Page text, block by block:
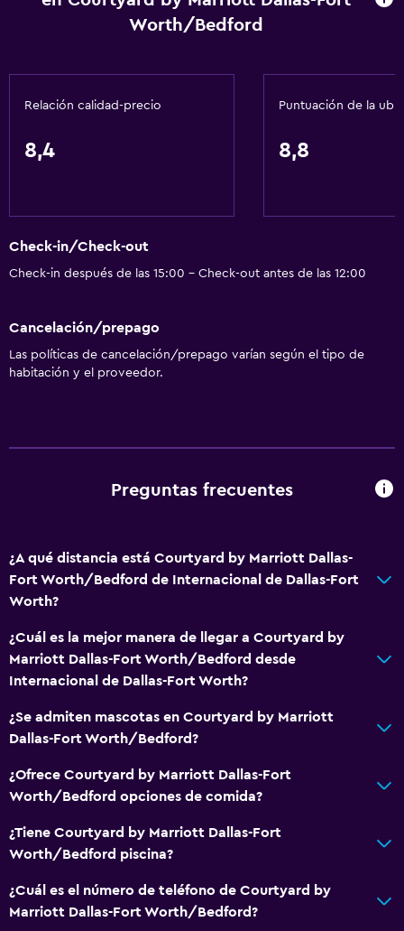
Worth/Bedford
Relación calidad-precio
8,4
Puntuación de la
8,8
Check-in/Check-out
Check-in después de las 15:00 - Check-out antes de las 12:00
Cancelación/prepago
Las políticas de cancelación/prepago varían según el tipo de
habitación y el proveedor.
Preguntas frecuentes
¿A qué distancia está Courtyard by Marriott Dallas-
Fort Worth/Bedford de Internacional de Dallas-Fort
Worth?
¿Cuál es la mejor manera de llegar a Courtyard by
Marriott Dallas-Fort Worth/Bedford desde
Internacional de Dallas-Fort Worth?
¿Se admiten mascotas en Courtyard by Marriott
Dallas-Fort Worth/Bedford?
¿Ofrece Courtyard by Marriott Dallas-Fort
Worth/Bedford opciones de comida?
¿Tiene Courtyard by Marriott Dallas-Fort
Worth/Bedford piscina?
¿Cuál es el número de teléfono de Courtyard by
Marriott Dallas-Fort Worth/Bedford?